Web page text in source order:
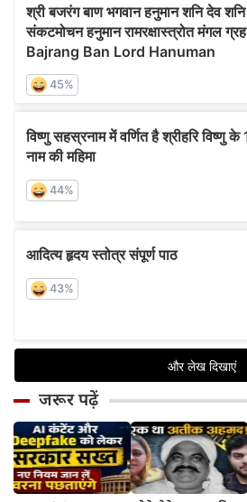
जरूर पढ़ें